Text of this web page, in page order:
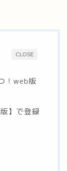
CLOSE
！web版
】で登録